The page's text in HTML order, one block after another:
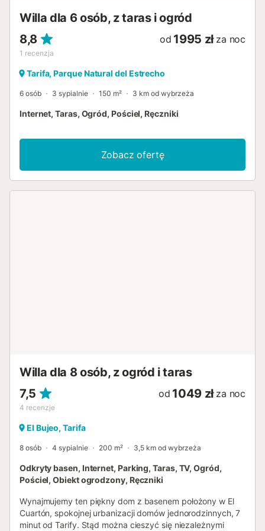
désir pour les amoureux de la mer et des sports nautiques.
De plus, c'est un espace naturel d'une gr...
Willa dla 6 osób, z taras i ogród
8,8
1 recenzja
od 1995 zł za noc
Tarifa, Parque Natural del Estrecho
6 osób 3 sypialnie 150 m² 3 km od wybrzeża
Internet, Taras, Ogród, Pościel, Ręczniki
Zobacz ofertę
Willa dla 8 osób, z ogród i taras
7,5
4 recenzje
od 1049 zł za noc
El Bujeo, Tarifa
8 osób 4 sypialnie 200 m² 3,5 km od wybrzeża
Odkryty basen, Internet, Parking, Taras, TV, Ogród,
Pościel, Obiekt ogrodzony, Ręczniki
Wynajmujemy ten piękny dom z basenem położony w El
Cuartón, spokojnej urbanizacji domów jednorodzinnych, 7
minut od Tarify. Stąd można cieszyć się niezależnymi